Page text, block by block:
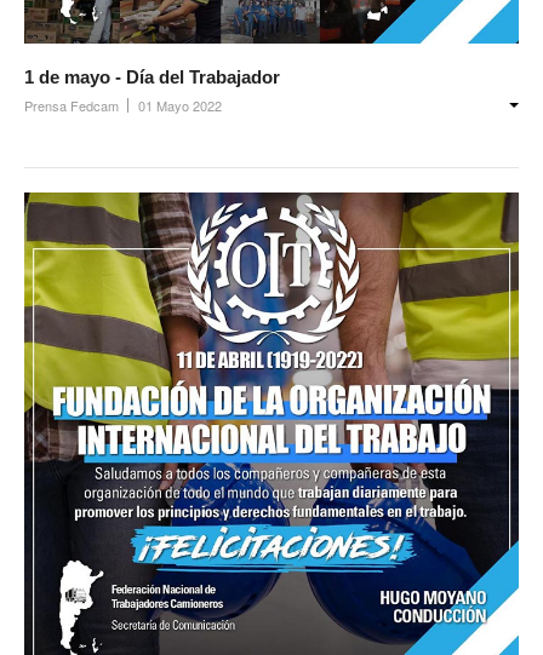
1 de mayo - Día del Trabajador
Prensa Fedcam 01 Mayo 2022